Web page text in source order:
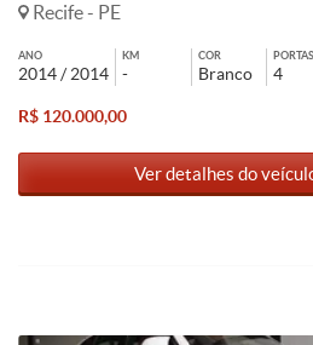
Recife - PE
ANO
2014 / 2014
KM
-
COR
Branco
PORTAS
4
R$ 120.000,00
Ver detalhes do